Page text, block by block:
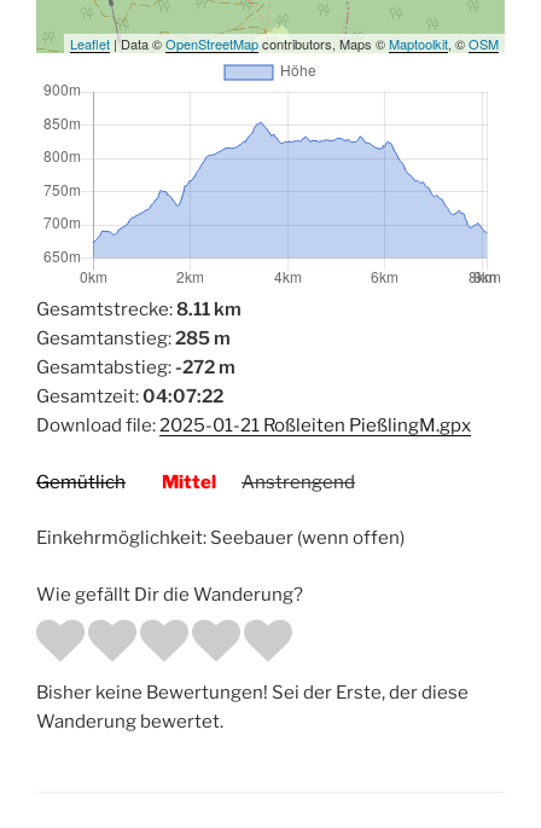
Leaflet | Data ©OpenStreetMapcontributors, Maps ©Maptoolkit, ©OSM
Gesamtstrecke:8.11 km
Gesamtanstieg:285 m
Gesamtabstieg:-272 m
Gesamtzeit:04:07:22
Download file:2025-01-21 Roßleiten PießlingM.gpx
Gemütlich Mittel Anstrengend
Einkehrmöglichkeit: Seebauer (wenn offen)
Wie gefällt Dir die Wanderung?
Bisher keine Bewertungen! Sei der Erste, der diese
Wanderung bewertet.